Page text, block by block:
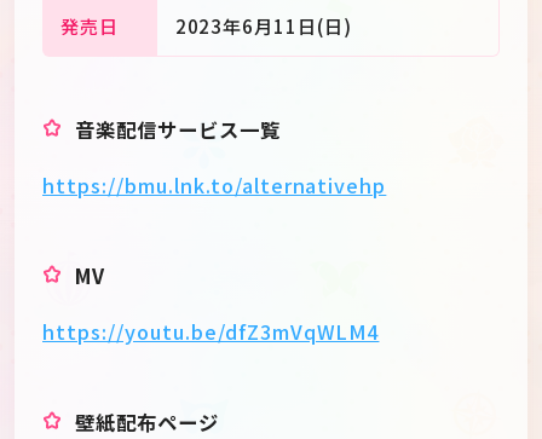
発売日 2023年6月11日(日)
音楽配信サービス一覧
https://bmu.lnk.to/alternativehp
MV
https://youtu.be/dfZ3mVqWLM4
壁紙配布ページ